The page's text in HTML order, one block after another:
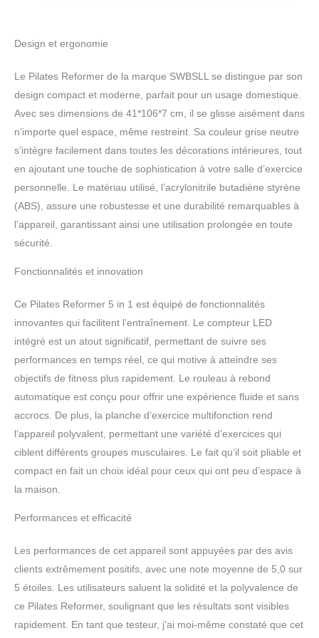
renforçant vos muscles. Que vous soyez novice
soutien optimal et des résultats visibles.
【Stabilité et sécurité accrues pour chaque
session】 Ce réformateur Pilates dispose d'une
base plate et élargie, assurant une répartition
minimise les risques de basculement et de
secousses, garantissant des mouvements
fluides et contrôlés pour vos exercices Pilates à
domicile.
【Matériaux durables adaptés aux
écologique et ultra-résistant, ce rouleau
abdominal supporte jusqu'à 300 livres sans
musculation ou des exercices de haute intensité,
【Design ergonomique pour un confort
maximal】 Doté de poignées en mousse
absorbante et de coussinets en EVA, ce
réformateur Pilates offre une prise confortable.
Les genouillères incluses protègent vos
articulations, et son design pliable avec support
téléphone facilite le rangement et l’utilisation,
pour une expérience de Pilates à domicile
simplifiée.
Design et ergonomie
Le Pilates Reformer de la marque SWBSLL se distingue par son
design compact et moderne, parfait pour un usage domestique.
Avec ses dimensions de 41*106*7 cm, il se glisse aisément dans
n’importe quel espace, même restreint. Sa couleur grise neutre
s’intègre facilement dans toutes les décorations intérieures, tout
en ajoutant une touche de sophistication à votre salle d’exercice
personnelle. Le matériau utilisé, l’acrylonitrile butadiène styrène
(ABS), assure une robustesse et une durabilité remarquables à
l’appareil, garantissant ainsi une utilisation prolongée en toute
sécurité.
Fonctionnalités et innovation
Ce Pilates Reformer 5 in 1 est équipé de fonctionnalités
innovantes qui facilitent l’entraînement. Le compteur LED
intégré est un atout significatif, permettant de suivre ses
performances en temps réel, ce qui motive à atteindre ses
objectifs de fitness plus rapidement. Le rouleau à rebond
automatique est conçu pour offrir une expérience fluide et sans
accrocs. De plus, la planche d’exercice multifonction rend
l’appareil polyvalent, permettant une variété d’exercices qui
ciblent différents groupes musculaires. Le fait qu’il soit pliable et
compact en fait un choix idéal pour ceux qui ont peu d’espace à
la maison.
Performances et efficacité
Les performances de cet appareil sont appuyées par des avis
clients extrêmement positifs, avec une note moyenne de 5,0 sur
5 étoiles. Les utilisateurs saluent la solidité et la polyvalence de
ce Pilates Reformer, soulignant que les résultats sont visibles
rapidement. En tant que testeur, j’ai moi-même constaté que cet